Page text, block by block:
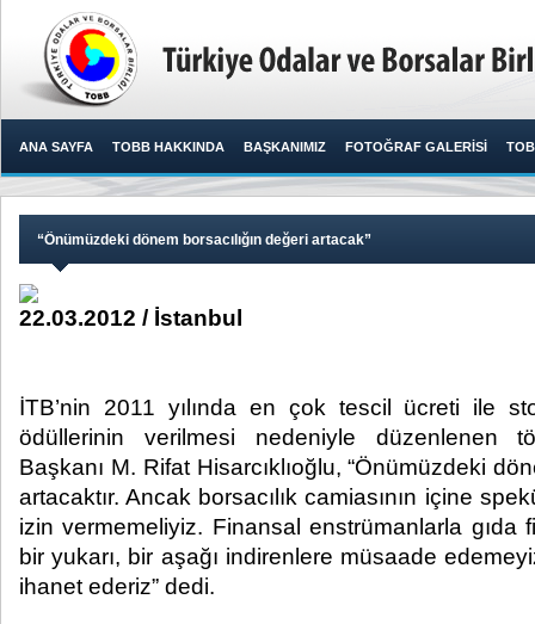
ANA SAYFA TOBB HAKKINDA BAŞKANIMIZ FOTOĞRAF GALERİSİ
“Önümüzdeki dönem borsacılığın değeri artacak”
22.03.2012 / İstanbul
İTB’nin 2011 yılında en çok tescil ücreti ile
ödüllerinin verilmesi nedeniyle düzenlenen
Başkanı M. Rifat Hisarcıklıoğlu, “Önümüzdeki
artacaktır. Ancak borsacılık camiasının içine
izin vermemeliyiz. Finansal enstrümanlarla gıda
bir yukarı, bir aşağı indirenlere müsaade
ihanet ederiz” dedi.​ ​